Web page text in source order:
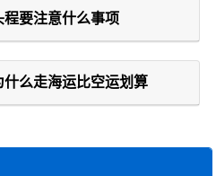
要注意什么事项
么走海运比空运划算